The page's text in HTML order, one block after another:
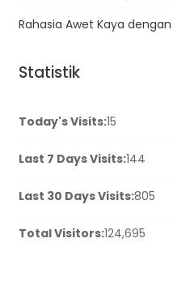
Rahasia Awet Kaya
Statistik
Today's Visits:15
Last 7 Days Visits:144
Last 30 Days Visits:805
Total Visitors:124,695